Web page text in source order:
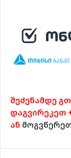
შეძენამდე
დაგვირეკეთ
ან